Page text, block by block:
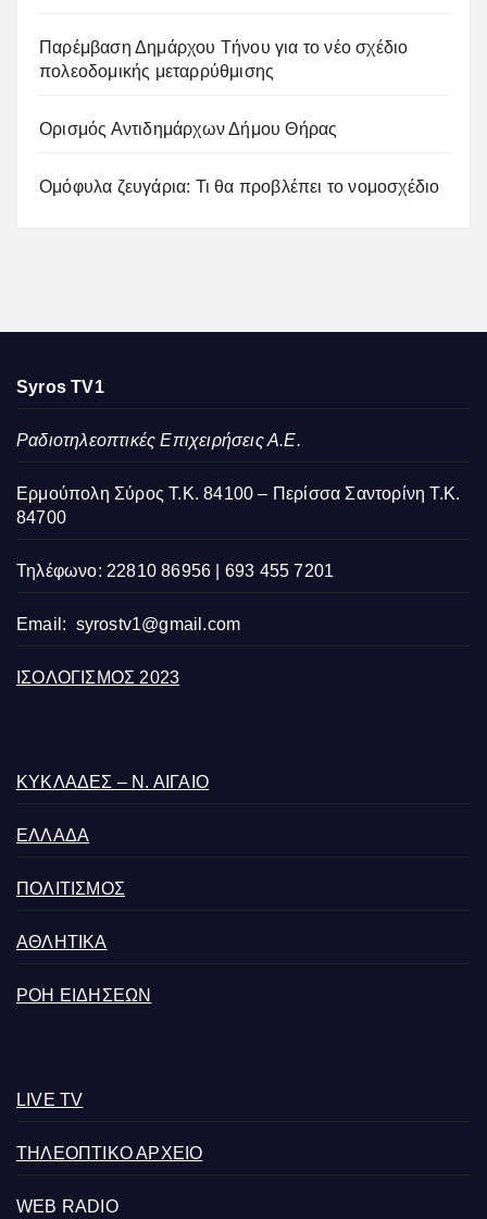
Παρέμβαση Δημάρχου Τήνου για το νέο σχέδιο
πολεοδομικής μεταρρύθμισης
Ορισμός Αντιδημάρχων Δήμου Θήρας
Ομόφυλα ζευγάρια: Τι θα προβλέπει το νομοσχέδιο
Syros TV1
Ραδιοτηλεοπτικές Επιχειρήσεις Α.Ε.
Ερμούπολη Σύρος Τ.Κ. 84100 – Περίσσα Σαντορίνη Τ.Κ.
84700
Τηλέφωνο: 22810 86956 | 693 455 7201
Email: syrostv1@gmail.com
ΙΣΟΛΟΓΙΣΜΟΣ 2023
ΚΥΚΛΑΔΕΣ – Ν. ΑΙΓΑΙΟ
ΕΛΛΑΔΑ
ΠΟΛΙΤΙΣΜΟΣ
ΑΘΛΗΤΙΚΑ
ΡΟΗ ΕΙΔΗΣΕΩΝ
LIVE TV
ΤΗΛΕΟΠΤΙΚΟ ΑΡΧΕΙΟ
WEB RADIO